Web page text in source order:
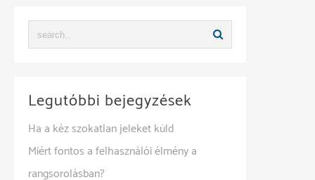
Legutóbbi bejegyzések
Ha a kéz szokatlan jeleket küld
Miért fontos a felhasználói élmény a
rangsorolásban?